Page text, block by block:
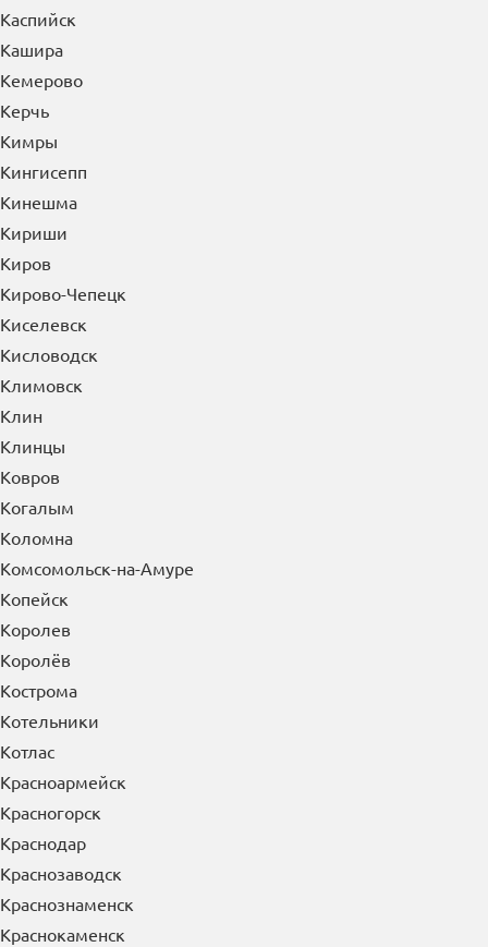
Каспийск
Кашира
Кемерово
Керчь
Кимры
Кингисепп
Кинешма
Кириши
Киров
Кирово-Чепецк
Киселевск
Кисловодск
Климовск
Клин
Клинцы
Ковров
Когалым
Коломна
Комсомольск-на-Амуре
Копейск
Королев
Королёв
Кострома
Котельники
Котлас
Красноармейск
Красногорск
Краснодар
Краснозаводск
Краснознаменск
Краснокаменск